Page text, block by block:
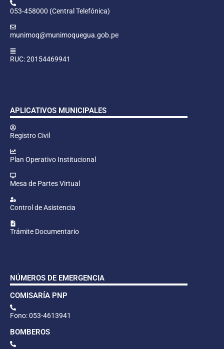
053-458000 (Central Telefónica)
munimoq@munimoquegua.gob.pe
RUC: 20154469941
APLICATIVOS MUNICIPALES
Registro Civil
Plan Operativo Institucional
Mesa de Partes Virtual
Control de Asistencia
Trámite Documentario
NÚMEROS DE EMERGENCIA
COMISARÍA PNP
Fono: 053-4613941
BOMBEROS